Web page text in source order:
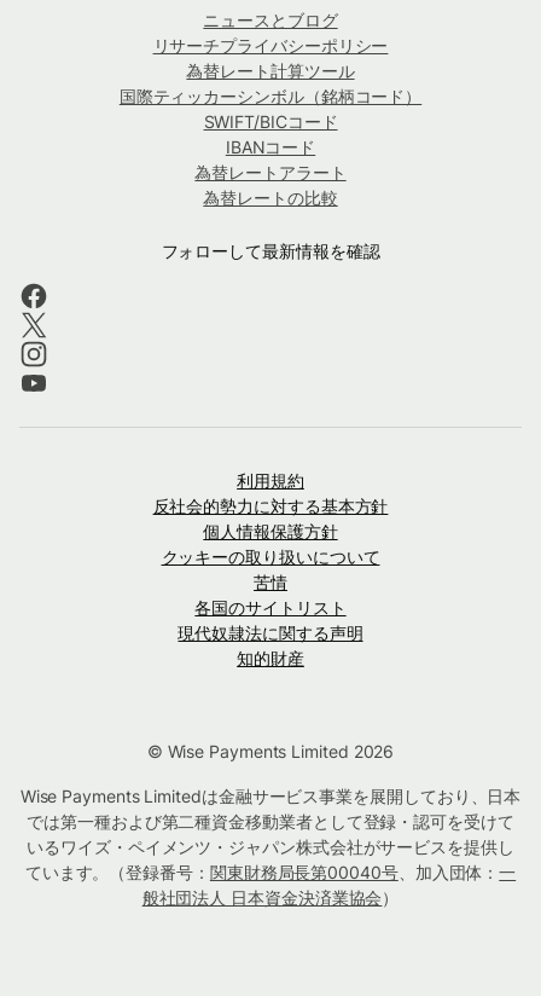
ニュースとブログ
リサーチプライバシーポリシー
為替レート計算ツール
国際ティッカーシンボル（銘柄コード）
SWIFT/BICコード
IBANコード
為替レートアラート
為替レートの比較
フォローして最新情報を確認
利用規約
反社会的勢力に対する基本方針
個人情報保護方針
クッキーの取り扱いについて
苦情
各国のサイトリスト
現代奴隷法に関する声明
知的財産
© Wise Payments Limited 2026
Wise Payments Limitedは金融サービス事業を展開しており、日本
では第一種および第二種資金移動業者として登録・認可を受けて
いるワイズ・ペイメンツ・ジャパン株式会社がサービスを提供し
ています。（登録番号： 関東財務局長第00040号、加入団体：一
般社団法人 日本資金決済業協会）